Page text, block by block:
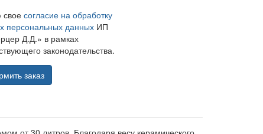
согласие на обработку
персональных данныхИП
Д.Д.» в рамках
законодательства.
заказ